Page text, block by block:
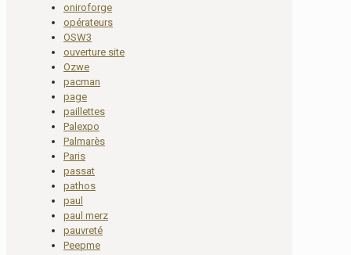
oniroforge
opérateurs
OSW3
ouverture site
Ozwe
pacman
page
paillettes
Palexpo
Palmarès
Paris
passat
pathos
paul
paul merz
pauvreté
Peepme